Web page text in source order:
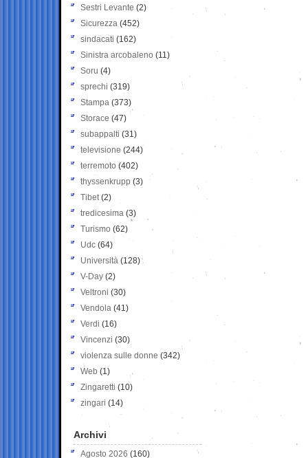
Sestri Levante (2)
Sicurezza (452)
sindacati (162)
Sinistra arcobaleno (11)
Soru (4)
sprechi (319)
Stampa (373)
Storace (47)
subappalti (31)
televisione(244)
terremoto (402)
thyssenkrupp (3)
Tibet(2)
tredicesima (3)
Turismo (62)
Udc (64)
Università (128)
V-Day (2)
Veltroni (30)
Vendola (41)
Verdi (16)
Vincenzi (30)
violenza sulle donne (342)
Web (1)
Zingaretti (10)
zingari (14)
Archivi
Agosto 2026 (160)